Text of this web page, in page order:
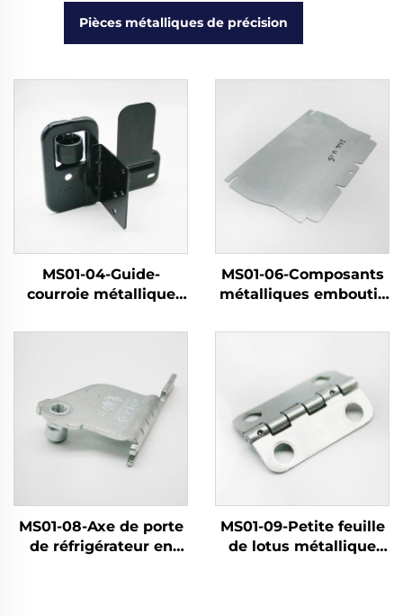
Pièces métalliques de précision
MS01-04-Guide-
courroie métallique
pulvérisation
MS01-06-Composants
métalliques emboutis
MS01-08-Axe de porte
de réfrigérateur en
MS01-09-Petite feuille
de lotus métallique